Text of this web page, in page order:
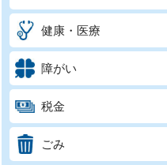
健康・医療
障がい
税金
ごみ